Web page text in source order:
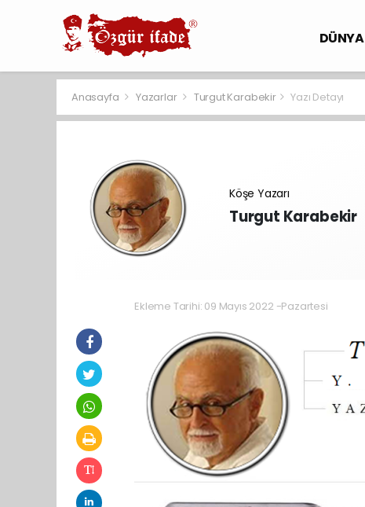
DÜNYA
Anasayfa Yazarlar Turgut Karabekir Yazı Detayı
Köşe Yazarı
Turgut Karabekir
Ekleme Tarihi: 09 Mayıs 2022 -Pazartesi